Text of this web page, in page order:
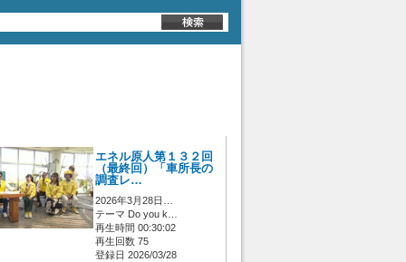
エネル原人第１３２回
（最終回）「車所長の
調査レ…
2026年3月28日…
テーマ Do you k…
再生時間 00:30:02
再生回数 75
登録日 2026/03/28